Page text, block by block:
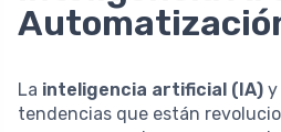
La inteligencia artificial (IA) y
tendencias que están